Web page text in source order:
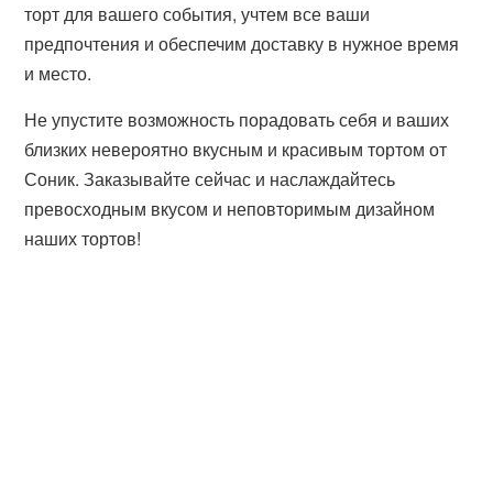
торт для вашего события, учтем все ваши
предпочтения и обеспечим доставку в нужное время
и место.
Не упустите возможность порадовать себя и ваших
близких невероятно вкусным и красивым тортом от
Соник. Заказывайте сейчас и наслаждайтесь
превосходным вкусом и неповторимым дизайном
наших тортов!